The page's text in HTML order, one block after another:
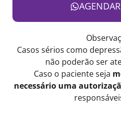
Casos sérios como
não poderão ser
Caso o paciente seja
necessário uma